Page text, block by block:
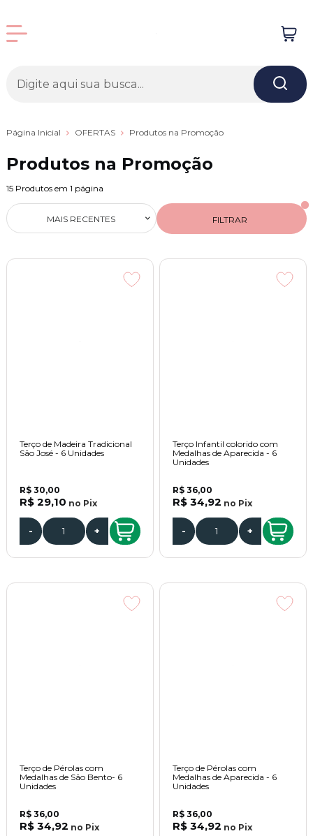
Página Inicial OFERTAS Produtos na Promoção
Produtos na Promoção
15 Produtos em 1 página
FILTRAR
MAIS RECENTES
Terço de Madeira Tradicional
São José - 6 Unidades
R$ 30,00
R$ 29,10 no Pix
- +
Terço Infantil colorido com
Medalhas de Aparecida - 6
Unidades
R$ 36,00
R$ 34,92 no Pix
- +
Terço de Pérolas com
Medalhas de São Bento- 6
Unidades
R$ 36,00
R$ 34,92 no Pix
Terço de Pérolas com
Medalhas de Aparecida - 6
Unidades
R$ 36,00
R$ 34,92 no Pix